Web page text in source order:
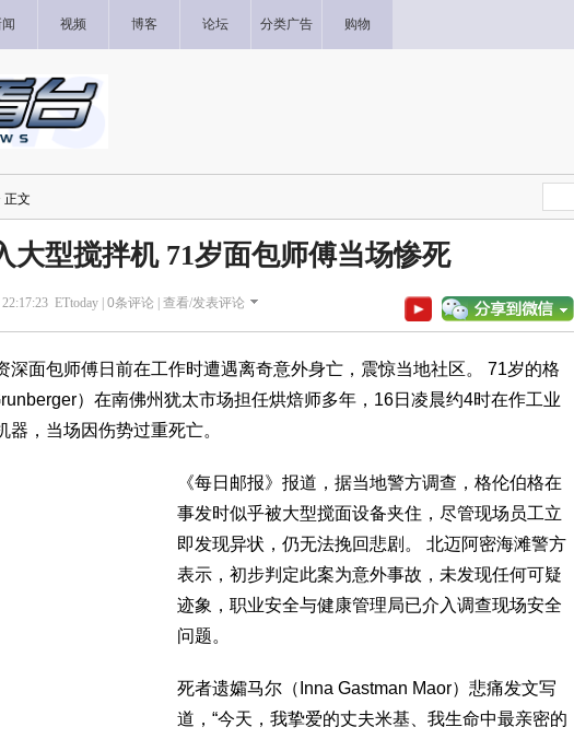
视频 博客 论坛 分类广告 购物
正文
大型搅拌机 71岁面包师傅当场惨死
ETtoday | 0条评论 | 查看/发表评论
深面包师傅日前在工作时遭遇离奇意外身亡，震惊当地社区。 71岁的格
）在南佛州犹太市场担任烘焙师多年，16日凌晨约4时在作工业
器，当场因伤势过重死亡。
《每日邮报》报道，据当地警方调查，格伦伯格在
事发时似乎被大型搅面设备夹住，尽管现场员工立
即发现异状，仍无法挽回悲剧。 北迈阿密海滩警方
表示，初步判定此案为意外事故，未发现任何可疑
迹象，职业安全与健康管理局已介入调查现场安全
问题。
死者遗孀马尔（Inna Gastman Maor）悲痛发文写
道，“今天，我挚爱的丈夫米基、我生命中最亲密的